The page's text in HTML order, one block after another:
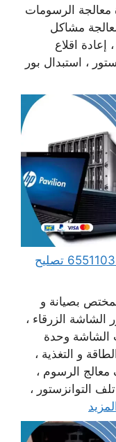
الرسومات
مشاكل
إعادة اقلاع
، استبدال بور
مهندس كمبيوتر العارضية الصناعية 65511033 تصليح
بصيانة و
الزرقاء ،
الشاشة وحدة
و التغذية ،
معالج الرسوم ،
التوانزستور ،